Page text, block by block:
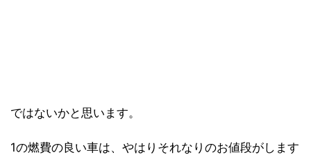
ではないかと思います。
1の燃費の良い車は、やはりそれなりのお値段がします